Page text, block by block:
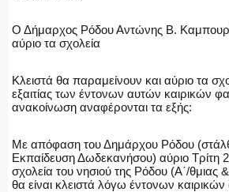
ΟΜΑΔΕΣ ΕΛ.ΑΣ.
Ο Δήμαρχος Ρόδου Αντώνης Β.
αύριο τα σχολεία
Κλειστά θα παραμείνουν και αύριο τα
εξαιτίας των έντονων αυτών καιρικών
ανακοίνωση αναφέρονται τα εξής:
Με απόφαση του Δημάρχου Ρόδου
Εκπαίδευση Δωδεκανήσου) αύριο Τρίτη
σχολεία του νησιού της Ρόδου (Α΄/θμιας
θα είναι κλειστά λόγω έντονων